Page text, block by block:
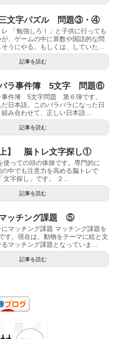
三文字パズル 問題③・④
「勉強しろ！」と子供に行っても
、ゲームの中に算数や国語的な問
うにやる。もしくは、していた...
記事を読む
バラ事件簿 5文字 問題⑥
事件簿 5文字問題 第６弾です。
日本語。このバラバラになった日
み合わせて、正しい日本語...
記事を読む
上】 脳トレ文字探し①
使っての頭の体操です。専門的に
中でも注意力を高める脳トレで
字探し」です。 ２...
記事を読む
マッチング課題 ⑤
マッチング課題 マッチング課題を
す。現在は、動物をテーマに絵と文
マッチング課題となっていま...
記事を読む